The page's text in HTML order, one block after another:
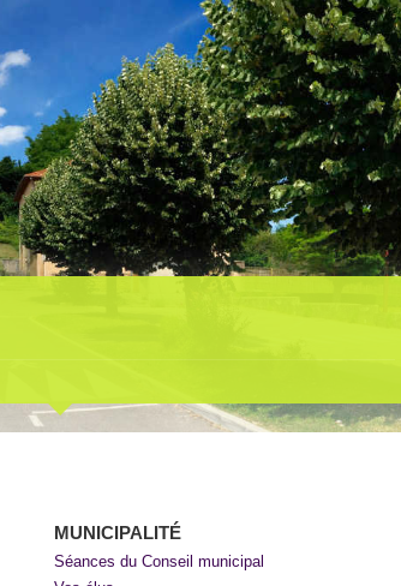
MUNICIPALITÉ
Séances du Conseil municipal